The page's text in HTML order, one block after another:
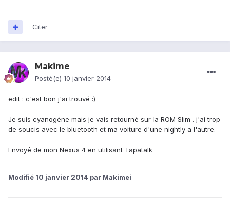
Citer
Makime
Posté(e) 10 janvier 2014
edit : c'est bon j'ai trouvé :)
Je suis cyanogène mais je vais retourné sur la ROM Slim . j'ai trop
de soucis avec le bluetooth et ma voiture d'une nightly a l'autre.
Envoyé de mon Nexus 4 en utilisant Tapatalk
Modifié 10 janvier 2014 par Makimei